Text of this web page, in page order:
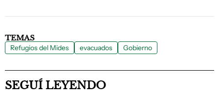
TEMAS
Refugios del Mides evacuados Gobierno
SEGUÍ LEYENDO